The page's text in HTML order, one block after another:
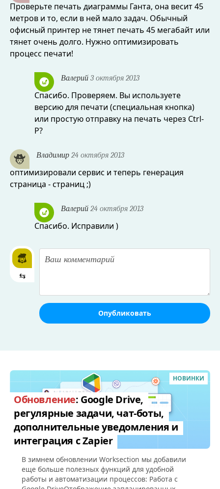
Проверьте печать диаграммы Ганта, она весит 45
метров и то, если в ней мало задач. Обычный
офисный принтер не тянет печать 45 мегабайт или
тянет очень долго. Нужно оптимизировать
процесс печати!
Валерий 3 октября 2013
Спасибо. Проверяем. Вы используете
версию для печати (специальная кнопка)
или простую отправку на печать через Ctrl-
P?
Владимир 24 октября 2013
оптимизировали сервис и теперь генерация
страница - страниц ;)
Валерий 24 октября 2013
Спасибо. Исправили )
⇆
Опубликовать
НОВИНКИ
Обновление: Google Drive,
регулярные задачи, чат-боты,
дополнительные уведомления и
интеграция с Zapier
В зимнем обновлении Worksection мы добавили
еще больше полезных функций для удобной
работы и автоматизации процессов: Работа с